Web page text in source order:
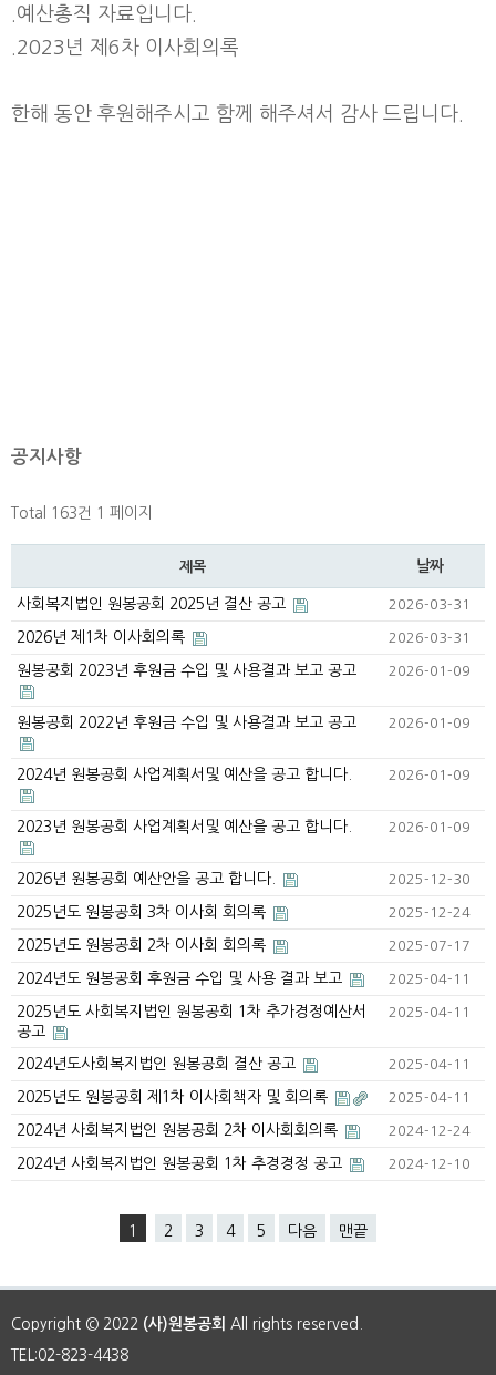
.예산총직 자료입니다.
.2023년 제6차 이사회의록
한해 동안 후원해주시고 함께 해주셔서 감사 드립니다.
공지사항
Total 163건 1 페이지
제목 날짜
사회복지법인 원봉공회 2025년 결산 공고 2026-03-31
2026년 제1차 이사회의록 2026-03-31
원봉공회 2023년 후원금 수입 및 사용결과 보고 공고 2026-01-09
원봉공회 2022년 후원금 수입 및 사용결과 보고 공고 2026-01-09
2024년 원봉공회 사업계획서및 예산을 공고 합니다. 2026-01-09
2023년 원봉공회 사업계획서및 예산을 공고 합니다. 2026-01-09
2026년 원봉공회 예산안을 공고 합니다. 2025-12-30
2025년도 원봉공회 3차 이사회 회의록 2025-12-24
2025년도 원봉공회 2차 이사회 회의록 2025-07-17
2024년도 원봉공회 후원금 수입 및 사용 결과 보고 2025-04-11
2025년도 사회복지법인 원봉공회 1차 추가경정예산서
공고
2025-04-11
2024년도사회복지법인 원봉공회 결산 공고 2025-04-11
2025년도 원봉공회 제1차 이사회책자 및 회의록 2025-04-11
2024년 사회복지법인 원봉공회 2차 이사회회의록 2024-12-24
2024년 사회복지법인 원봉공회 1차 추경경정 공고 2024-12-10
1 2 3 4 5 다음 맨끝
Copyright © 2022 (사)원봉공회 All rights reserved.
TEL:02-823-4438